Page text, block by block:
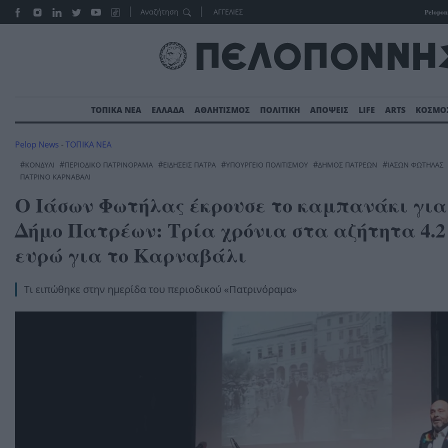
ΑΓΓΕΛΙΕΣ
ΤΟΠΙΚΑ ΝΕΑ ΕΛΛΑΔΑ ΑΘΛΗΤΙΣΜΟΣ ΠΟΛΙΤΙΚΗ ΑΠΟΨΕΙΣ LIFE ARTS
Pelop News -ΤΟΠΙΚΑ ΝΕΑ
#ΚΟΝΔΥΛΙ #ΠΕΡΙΟΔΙΚΌ ΠΑΤΡΙΝΌΡΑΜΑ #ΕΙΔΗΣΕΙΣ ΠΑΤΡΑ #ΥΠΟΥΡΓΕΙΟ ΠΟΛΙΤΙΣΜΟΥ #ΔΉΜΟΣ ΠΑΤΡΈΩΝ #ΙΆΣΩΝ ΦΩΤΉΛΑΣ
ΠΑΤΡΙΝΟ ΚΑΡΝΑΒΑΛΙ
Ο Ιάσων Φωτήλας έκρουσε το καμπανάκι
Δήμο Πατρέων: Τρία χρόνια στα αζήτητα
ευρώ για το Καρναβάλι
Τι ειπώθηκε στην ημερίδα του περιοδικού «Πατρινόραμα»